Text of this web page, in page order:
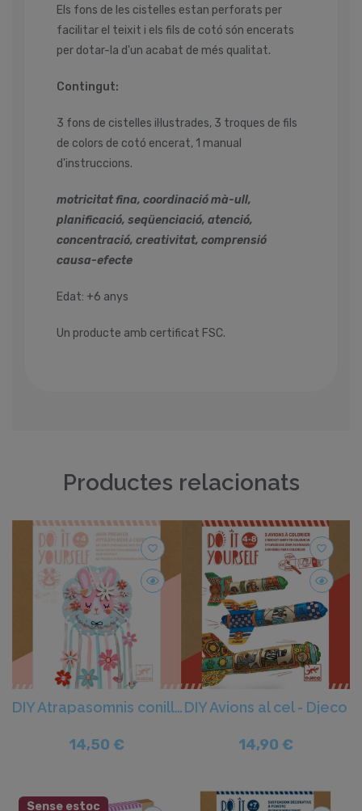
Els fons de les cistelles estan perforats per
facilitar el teixit i els fils de cotó són encerats
per dotar-la d'un acabat de més qualitat.
Contingut:
3 fons de cistelles il·lustrades, 3 troques de fils
de colors de cotó encerat, 1 manual
d'instruccions.
motricitat fina, coordinació mà-ull,
planificació, seqüenciació, atenció,
concentració, creativitat, comprensió
causa-efecte
Edat: +6 anys
Un producte amb certificat FSC.
Productes relacionats
favorite_border
DIY Atrapasomnis conilleta - Djeco
14,50 €
favorite_border
DIY Avions al cel - Djeco
14,90 €
Sense estoc